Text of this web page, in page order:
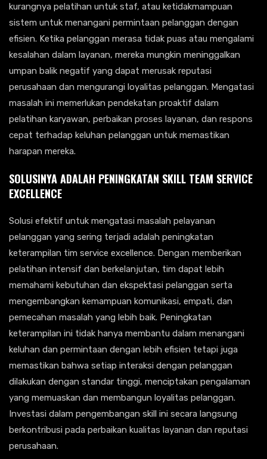
kurangnya pelatihan untuk staf, atau ketidakmampuan
sistem untuk menangani permintaan pelanggan dengan
efisien. Ketika pelanggan merasa tidak puas atau mengalami
kesalahan dalam layanan, mereka mungkin meninggalkan
umpan balik negatif yang dapat merusak reputasi
perusahaan dan mengurangi loyalitas pelanggan. Mengatasi
masalah ini memerlukan pendekatan proaktif dalam
pelatihan karyawan, perbaikan proses layanan, dan respons
cepat terhadap keluhan pelanggan untuk memastikan
harapan mereka.
SOLUSINYA ADALAH PENINGKATAN SKILL TEAM SERVICE
EXCELLENCE
Solusi efektif untuk mengatasi masalah pelayanan
pelanggan yang sering terjadi adalah peningkatan
keterampilan tim service excellence. Dengan memberikan
pelatihan intensif dan berkelanjutan, tim dapat lebih
memahami kebutuhan dan ekspektasi pelanggan serta
mengembangkan kemampuan komunikasi, empati, dan
pemecahan masalah yang lebih baik. Peningkatan
keterampilan ini tidak hanya membantu dalam menangani
keluhan dan permintaan dengan lebih efisien tetapi juga
memastikan bahwa setiap interaksi dengan pelanggan
dilakukan dengan standar tinggi, menciptakan pengalaman
yang memuaskan dan membangun loyalitas pelanggan.
Investasi dalam pengembangan skill ini secara langsung
berkontribusi pada perbaikan kualitas layanan dan reputasi
perusahaan.